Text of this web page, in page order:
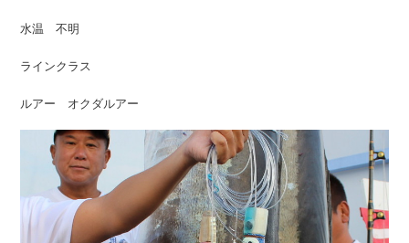
水温 不明
ラインクラス
ルアー オクダルアー